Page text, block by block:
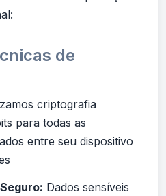
de
criptografia
para todas as
entre seu dispositivo
Dados sensíveis